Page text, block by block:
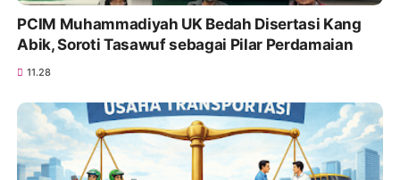
PCIM Muhammadiyah UK Bedah Disertasi Kang
Abik, Soroti Tasawuf sebagai Pilar Perdamaian
11.28